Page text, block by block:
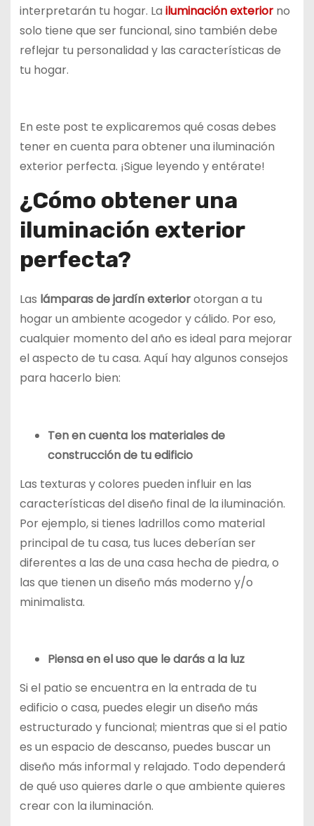
interpretarán tu hogar. La iluminación exteriorno
solo tiene que ser funcional, sino también debe
reflejar tu personalidad y las características de
tu hogar.
En este post te explicaremos qué cosas debes
tener en cuenta para obtener una iluminación
exterior perfecta. ¡Sigue leyendo y entérate!
¿Cómo obtener una
iluminación exterior
perfecta?
Las lámparas de jardín exteriorotorgan a tu
hogar un ambiente acogedor y cálido. Por eso,
cualquier momento del año es ideal para mejorar
el aspecto de tu casa. Aquí hay algunos consejos
para hacerlo bien:
Ten en cuenta los materiales de
construcción de tu edificio
Las texturas y colores pueden influir en las
características del diseño final de la iluminación.
Por ejemplo, si tienes ladrillos como material
principal de tu casa, tus luces deberían ser
diferentes a las de una casa hecha de piedra, o
las que tienen un diseño más moderno y/o
minimalista.
Piensa en el uso que le darás a la luz
Si el patio se encuentra en la entrada de tu
edificio o casa, puedes elegir un diseño más
estructurado y funcional; mientras que si el patio
es un espacio de descanso, puedes buscar un
diseño más informal y relajado. Todo dependerá
de qué uso quieres darle o que ambiente quieres
crear con la iluminación.